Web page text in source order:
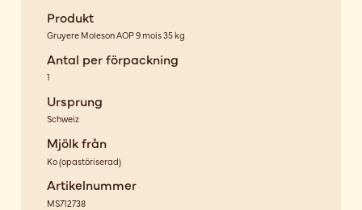
Produkt
Gruyere Moleson AOP 9 mois 35 kg
Antal per förpackning
1
Ursprung
Schweiz
Mjölk från
Ko(opastöriserad)
Artikelnummer
MS712738